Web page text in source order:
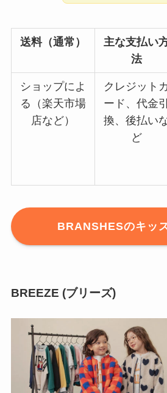
送料（通常）
主な支払い
法
ショップによ
る（楽天市場
店など）
クレジット
ード、代金引
換、後払い
ど
BRANSHESのキッ
BREEZE (ブリーズ)